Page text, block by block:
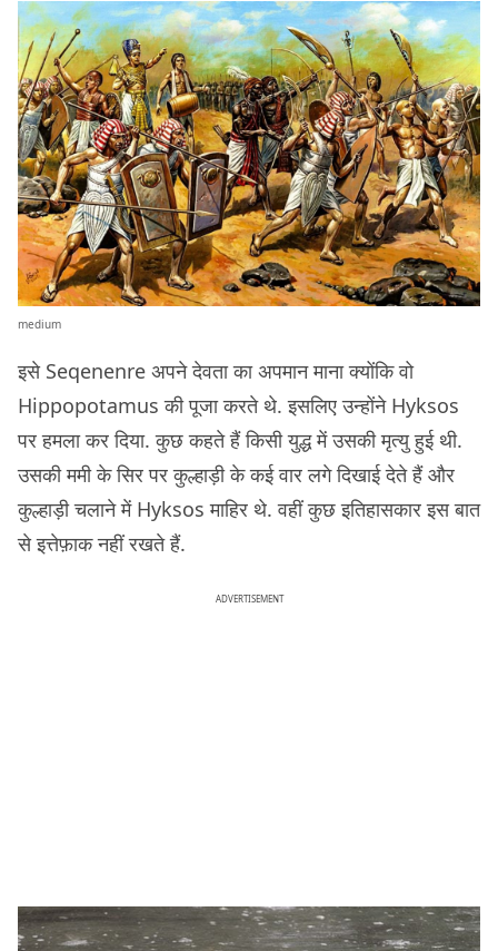
medium
इसे Seqenenre अपने देवता का अपमान माना क्योंकि वो
Hippopotamus की पूजा करते थे. इसलिए उन्होंने Hyksos
पर हमला कर दिया. कुछ कहते हैं किसी युद्ध में उसकी मृत्यु हुई थी.
उसकी ममी के सिर पर कुल्हाड़ी के कई वार लगे दिखाई देते हैं और
कुल्हाड़ी चलाने में Hyksos माहिर थे. वहीं कुछ इतिहासकार इस बात
से इत्तेफ़ाक नहीं रखते हैं.
ADVERTISEMENT